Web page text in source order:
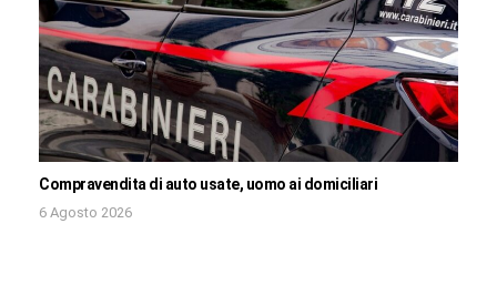
Compravendita di auto usate, uomo ai domiciliari
6 Agosto 2026